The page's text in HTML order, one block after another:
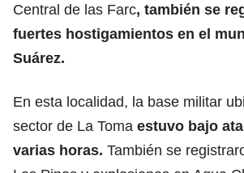
Central de las Farc, también se
fuertes hostigamientos en el
Suárez.
En esta localidad, la base militar
sector de La Toma estuvo bajo
varias horas. También se